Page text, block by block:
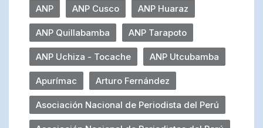
ANP ANP Cusco ANP Huaraz
ANP Quillabamba ANP Tarapoto
ANP Uchiza - Tocache ANP Utcubamba
Apurímac Arturo Fernández
Asociación Nacional de Periodista del Perú